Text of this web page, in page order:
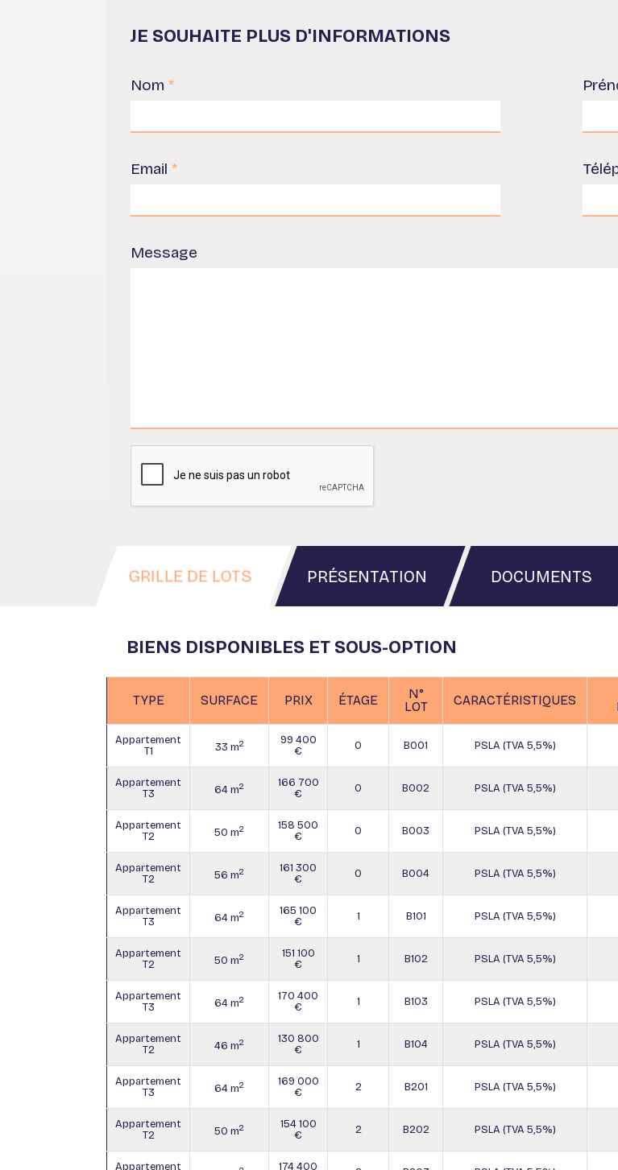
JE SOUHAITE PLUS D'INFORMATIONS
Nom *
Email *
Message
GRILLE DE LOTS PRÉSENTATION DOCUMENTS
BIENS DISPONIBLES ET SOUS-OPTION
TYPE SURFACE PRIX ÉTAGE
N°
LOT
CARACTÉRISTIQUES
Appartement
T1
33 m2
99 400
€
0 B001 PSLA (TVA 5,5%)
Appartement
T3
64 m2
166 700
€
0 B002 PSLA (TVA 5,5%)
Appartement
T2
50 m2
158 500
€
0 B003 PSLA (TVA 5,5%)
Appartement
T2
56 m2
161 300
€
0 B004 PSLA (TVA 5,5%)
Appartement
T3
64 m2
165 100
€
1 B101 PSLA (TVA 5,5%)
Appartement
T2
50 m2
151 100
€
1 B102 PSLA (TVA 5,5%)
Appartement
T3
64 m2
170 400
€
1 B103 PSLA (TVA 5,5%)
Appartement
T2
46 m2
130 800
€
1 B104 PSLA (TVA 5,5%)
Appartement
T3
64 m2
169 000
€
2 B201 PSLA (TVA 5,5%)
Appartement
T2
50 m2
154 100
€
2 B202 PSLA (TVA 5,5%)
Appartement 174 400